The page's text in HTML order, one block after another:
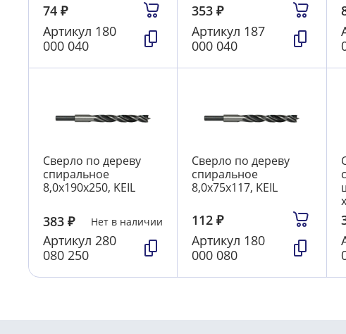
74 ₽
Артикул 180
000 040
353₽
Артикул 187
000 040
Сверло по дереву
спиральное
8,0х190х250, KEIL
383 ₽ Нет в наличии
Артикул 280
080 250
Сверло по дереву
спиральное
8,0х75х117, KEIL
112₽
Артикул 180
000 080